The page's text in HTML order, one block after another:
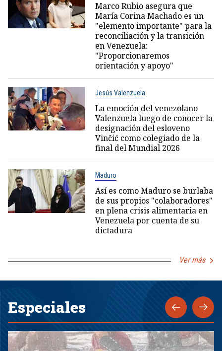
Marco Rubio asegura que
María Corina Machado es un
"elemento importante" para la
reconciliación y la transición
en Venezuela:
"Proporcionaremos
orientación y apoyo"
Jesús Valenzuela
La emoción del venezolano
Valenzuela luego de conocer la
designación del esloveno
Vinčić como colegiado de la
final del Mundial 2026
Maduro
Así es como Maduro se burlaba
de sus propios "colaboradores"
en plena crisis alimentaria en
Venezuela por cuenta de su
dictadura
Ver más
Especiales